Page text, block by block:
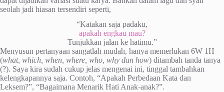
seolah jadi hiasan tersendiri seperti,
“Katakan saja padaku,
apakah engkau mau?
Tunjukkan jalan ke hatimu.”
Menyusun pertanyaan sangatlah mudah, hanya memerlukan 6W 1H
(what, which, when, where, who, why dan how) ditambah tanda tanya
(?). Saya kira sudah cukup jelas mengenai ini, tinggal tambahkan
kelengkapannya saja. Contoh, “Apakah Perbedaan Kata dan
Leksem?”, “Bagaimana Menarik Hati Anak-anak?”.